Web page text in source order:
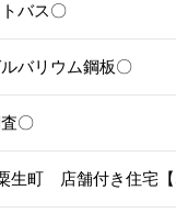
バス〇
バリウム鋼板〇
〇
生町 店舗付き住宅